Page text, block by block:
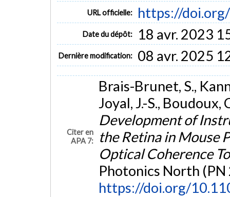
URL officielle: https://
Date du dépôt: 18 avr. 2023
Dernière modification: 08 avr. 2025
Citer en
APA 7:
Brais-Brunet, S.,
Joyal, J.-S., Boudoux,
Development of
the Retina in Mouse
Optical Coherence
Photonics North (PN
https://doi.org/